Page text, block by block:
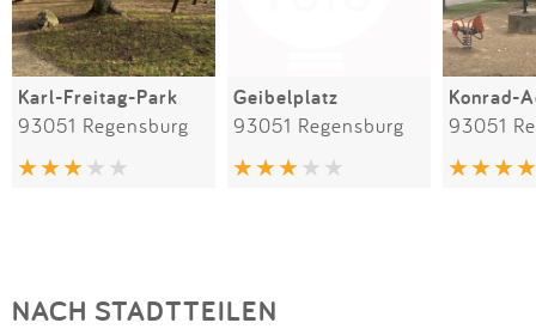
Karl-Freitag-Park
93051 Regensburg
Geibelplatz
93051 Regensburg 93051
NACH STADTTEILEN